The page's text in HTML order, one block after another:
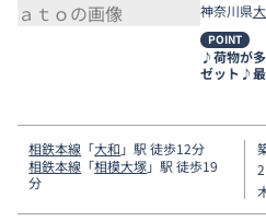
神奈川県
POINT
♪荷物が
ゼット♪
相鉄本線 「大和 」駅 徒歩12分
相鉄本線 「相模大塚」駅 徒歩19
分